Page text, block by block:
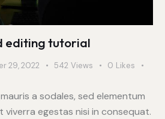
editing tutorial
29, 2022 542 Views 0 Likes
a sodales, sed elementum
viverra egestas nisi in consequat.